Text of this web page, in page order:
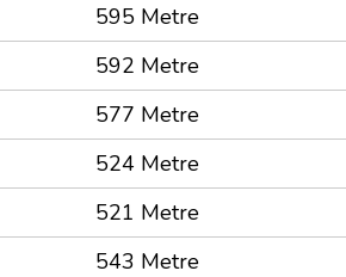
595 Metre
592 Metre
577 Metre
524 Metre
521 Metre
543 Metre